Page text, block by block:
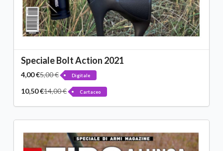
Speciale Bolt Action 2021
4,00 €5,00 € Digitale
10,50 €14,00 € Cartaceo